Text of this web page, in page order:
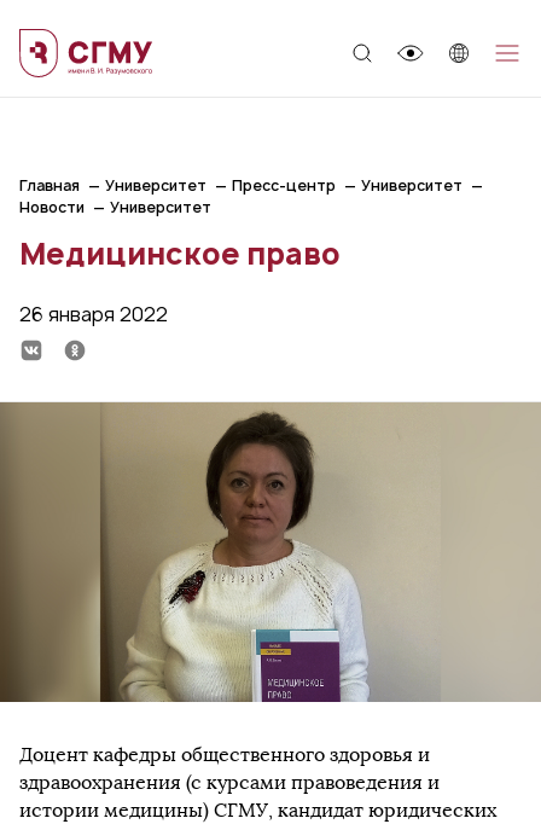
Главная Университет Пресс-центр
Университет
Новости
Университет
Медицинское право
26 января 2022
Доцент кафедры общественного здоровья и
здравоохранения (с курсами правоведения и
истории медицины) СГМУ, кандидат юридических